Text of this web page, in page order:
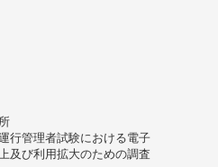
行管理者試験における電子
及び利用拡大のための調査